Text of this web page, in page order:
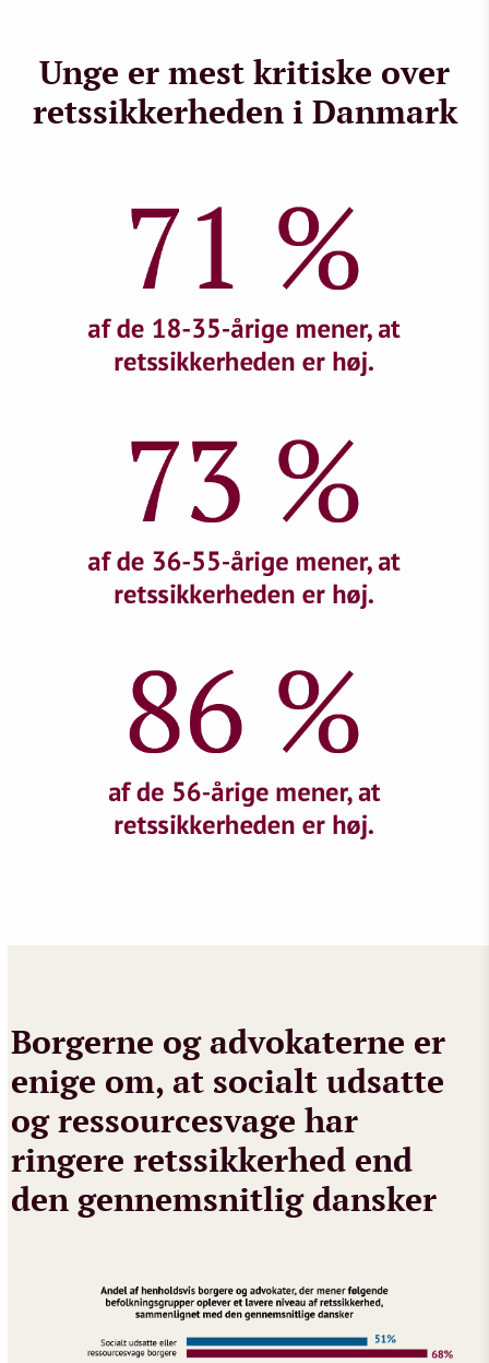
Unge er mest kritiske over
retssikkerheden i Danmark
Borgerne og advokaterne er
enige om, at socialt udsatte
og ressourcesvage har
ringere retssikkerhed end
den gennemsnitlig dansker